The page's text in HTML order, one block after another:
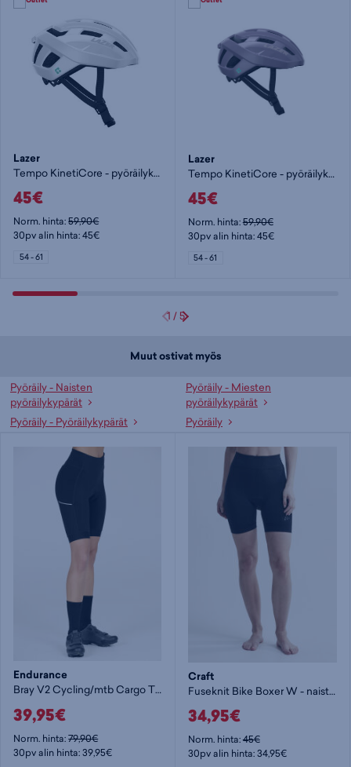
Lazer
Tempo KinetiCore - pyöräilykypärä
45€
Norm. hinta:59,90€
30pv alin hinta: 45€
54 - 61
Lazer
Tempo KinetiCore - pyöräilykypärä
45€
Norm. hinta:59,90€
30pv alin hinta: 45€
54 - 61
1 /5
Muut ostivat myös
Pyöräily - Naisten
pyöräilykypärät
Pyöräily - Miesten
pyöräilykypärät
Pyöräily - Pyöräilykypärät
Pyöräily
Endurance
Bray V2 Cycling/mtb Cargo Tig W - naisten shortsit
39,95€
Norm. hinta:79,90€
30pv alin hinta: 39,95€
Craft
Fuseknit Bike Boxer W - naisten shortsit
34,95€
Norm. hinta:45€
30pv alin hinta: 34,95€